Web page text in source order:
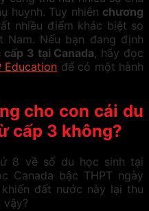
huynh. Tuy nhiên chương
nhiều điểm khác biệt so
Nếu bạn đang định
cấp 3 tại Canada, hãy đọc
Education để có một hành
cho con cái du
cấp 3 không?
8 về số du học sinh tại
Canada bậc THPT ngày
đất nước này lại thu
vậy?